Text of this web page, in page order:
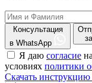
Консультация
в WhatsApp
Я даю согласие
условиях политики
Скачать инструкцию